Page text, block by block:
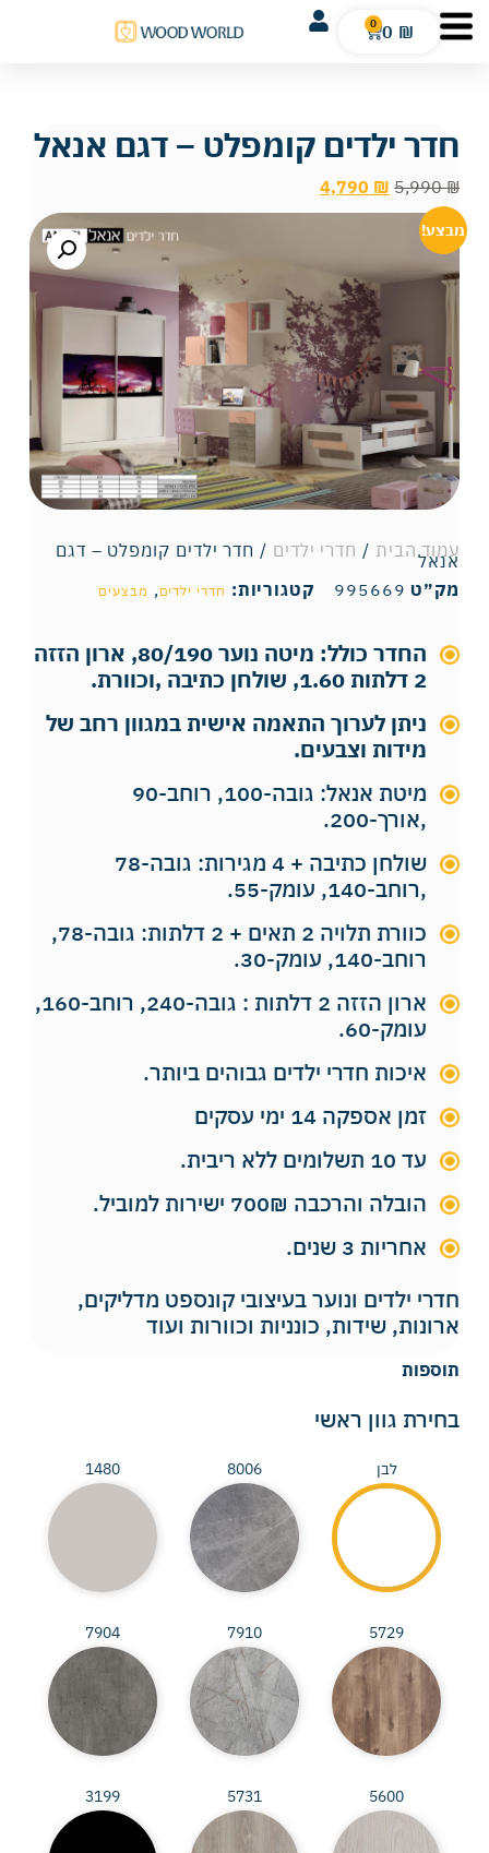
0 ₪
0
חדר ילדים קומפלט – דגם אנאל
5,990₪
4,790 ₪
מבצע!
עמוד הבית / חדרי ילדים / חדר ילדים קומפלט – דגם
אנאל
מק״ט 995669 קטגוריות: חדרי ילדים, מבצעים
החדר כולל: מיטה נוער 80/190, ארון הזזה
2 דלתות 1.60, שולחן כתיבה ,וכוורת.
ניתן לערוך התאמה אישית במגוון רחב של
מידות וצבעים.
מיטת אנאל: גובה-100, רוחב-90
,אורך-200.
שולחן כתיבה + 4 מגירות: גובה-78
,רוחב-140, עומק-55.
כוורת תלויה 2 תאים + 2 דלתות: גובה-78,
רוחב-140, עומק-30.
ארון הזזה 2 דלתות : גובה-240, רוחב-160,
עומק-60.
איכות חדרי ילדים גבוהים ביותר.
זמן אספקה 14 ימי עסקים
עד 10 תשלומים ללא ריבית.
הובלה והרכבה 700₪ ישירות למוביל.
אחריות 3 שנים.
חדרי ילדים ונוער בעיצובי קונספט מדליקים,
ארונות, שידות, כונניות וכוורות ועוד
תוספות
בחירת גוון ראשי
לבן 8006
1480
5729
7910
7904
5600
5731
3199